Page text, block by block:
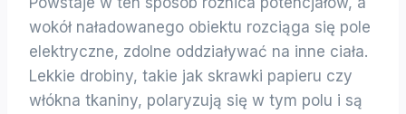
wokół naładowanego obiektu rozciąga się pole
elektryczne, zdolne oddziaływać na inne ciała.
Lekkie drobiny, takie jak skrawki papieru czy
włókna tkaniny, polaryzują się w tym polu i są